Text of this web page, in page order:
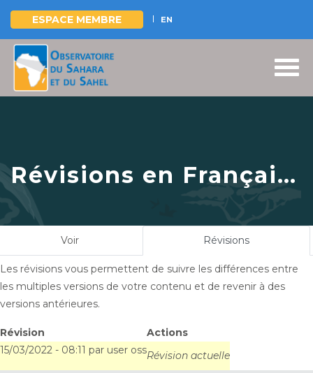
Aller
contenu
ESPACE MEMBRE EN
Révisions en Français
pour
deuxième partie de la
mission de Due
Diligence du projet
ADSWAC, 14 mars
2022
Voir Révisions(onglet
Les révisions vous permettent de suivre les différences entre
les multiples versions de votre contenu et de revenir à des
versions antérieures.
Révision
Actions
15/03/2022 - 08:11 par user ossRévision actuelle